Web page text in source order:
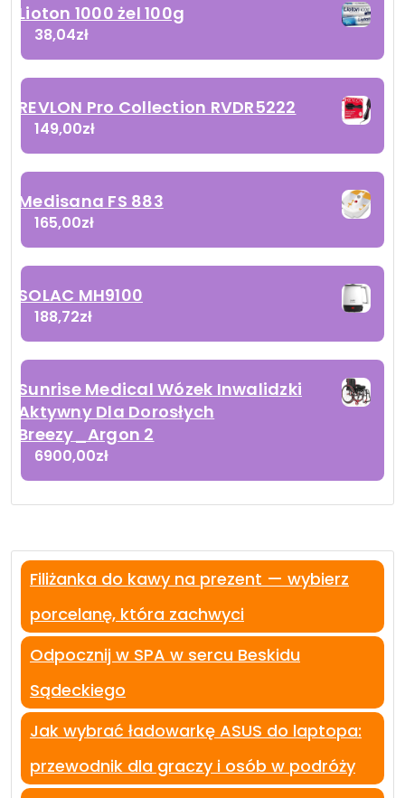
Lioton 1000 żel 100g
38,04zł
REVLON Pro Collection RVDR5222
149,00zł
Medisana FS 883
165,00zł
SOLAC MH9100
188,72zł
Sunrise Medical Wózek Inwalidzki
Aktywny Dla Dorosłych
Breezy_Argon 2
6900,00zł
Filiżanka do kawy na prezent — wybierz
porcelanę, która zachwyci
Odpocznij w SPA w sercu Beskidu
Sądeckiego
Jak wybrać ładowarkę ASUS do laptopa:
przewodnik dla graczy i osób w podróży